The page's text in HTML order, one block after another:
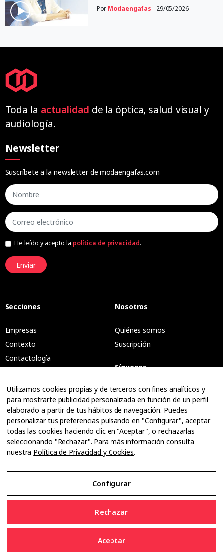
Por Modaengafas - 29/05/2026
Toda la actualidad de la óptica, salud visual y
audiología.
Newsletter
Suscríbete a la newsletter de modaengafas.com
He leído y acepto la política de privacidad.
Enviar
Secciones
Empresas
Contexto
Contactología
Salud visual
Tendencias
Audiología
Huellas
Especiales
Entrevistas
Ópticos
Guías
Nosotros
Quiénes somos
Suscripción
Síguenos
Utilizamos cookies propias y de terceros con fines analíticos y
para mostrarte publicidad personalizada en función de un perfil
elaborado a partir de tus hábitos de navegación. Puedes
personalizar tus preferencias pulsando en "Configurar", aceptar
todas las cookies haciendo clic en "Aceptar", o rechazarlas
seleccionando "Rechazar". Para más información consulta
nuestra Política de Privacidad y Cookies.
Configurar
Rechazar
Aceptar